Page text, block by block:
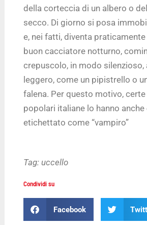
della corteccia di un albero o
secco. Di giorno si posa
e, nei fatti, diventa
buon cacciatore notturno,
crepuscolo, in modo
leggero, come un pipistrello o
falena. Per questo motivo,
popolari italiane lo hanno
etichettato come “vampiro”
Tag: uccello
Condividi su
Facebook